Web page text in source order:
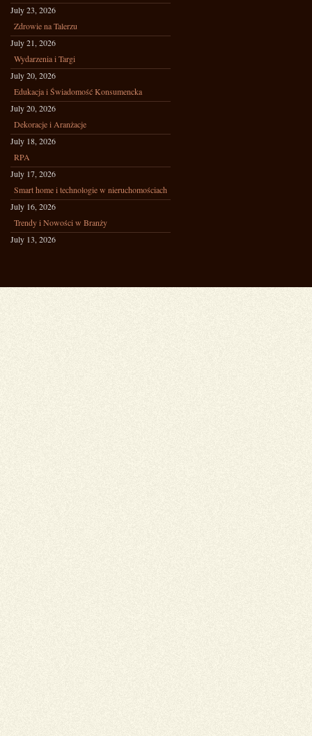
July 23, 2026
Zdrowie na Talerzu
July 21, 2026
Wydarzenia i Targi
July 20, 2026
Edukacja i Świadomość Konsumencka
July 20, 2026
Dekoracje i Aranżacje
July 18, 2026
RPA
July 17, 2026
Smart home i technologie w nieruchomościach
July 16, 2026
Trendy i Nowości w Branży
July 13, 2026